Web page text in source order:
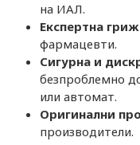
на ИАЛ.
Експертна
фармацевти.
Сигурна и
безпроблемно
или автомат.
Оригинални
производители.